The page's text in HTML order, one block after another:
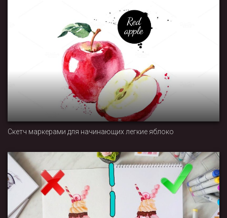
Скетч маркерами для начинающих легкие яблоко